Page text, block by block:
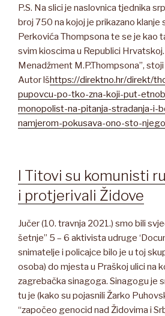
P.S. Na slici je naslovnica tjednika
broj 750 na kojoj je prikazano klanje
Perkovića Thompsona te se je kao
svim kioscima u Republici Hrvatskoj.
Menadžment M.P.Thompsona”, stoji
Autor lšhttps://direktno.hr/direkt/
pupovcu-po-tko-zna-koji-put-
monopolist-na-pitanja-stradanja-i-
namjerom-pokusava-ono-sto-
I Titovi su komunisti
i protjerivali Židove
Jučer (10. travnja 2021.) smo bili
šetnje” 5 – 6 aktivista udruge
snimatelje i policajce bilo je u toj
osoba) do mjesta u Praškoj ulici na
zagrebačka sinagoga. Sinagogu je
tu je (kako su pojasnili Žarko
“započeo genocid nad Židovima i